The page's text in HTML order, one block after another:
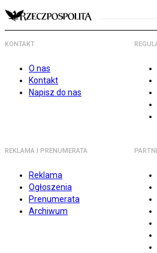
KONTAKT
O nas
Kontakt
Napisz do nas
REKLAMA I PRENUMERATA
Reklama
Ogłoszenia
Prenumerata
Archiwum